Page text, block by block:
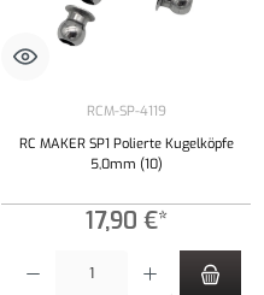
RCM-SP-4119
RC MAKER SP1 Polierte Kugelköpfe
5,0mm (10)
17,90 €*